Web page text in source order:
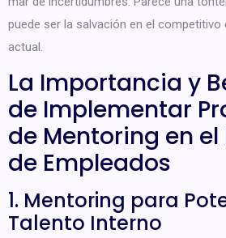
puede ser la salvación en el competitivo
actual.
La Importancia y
de Implementar
de Mentoring en
de Empleados
1. Mentoring para
Talento Interno